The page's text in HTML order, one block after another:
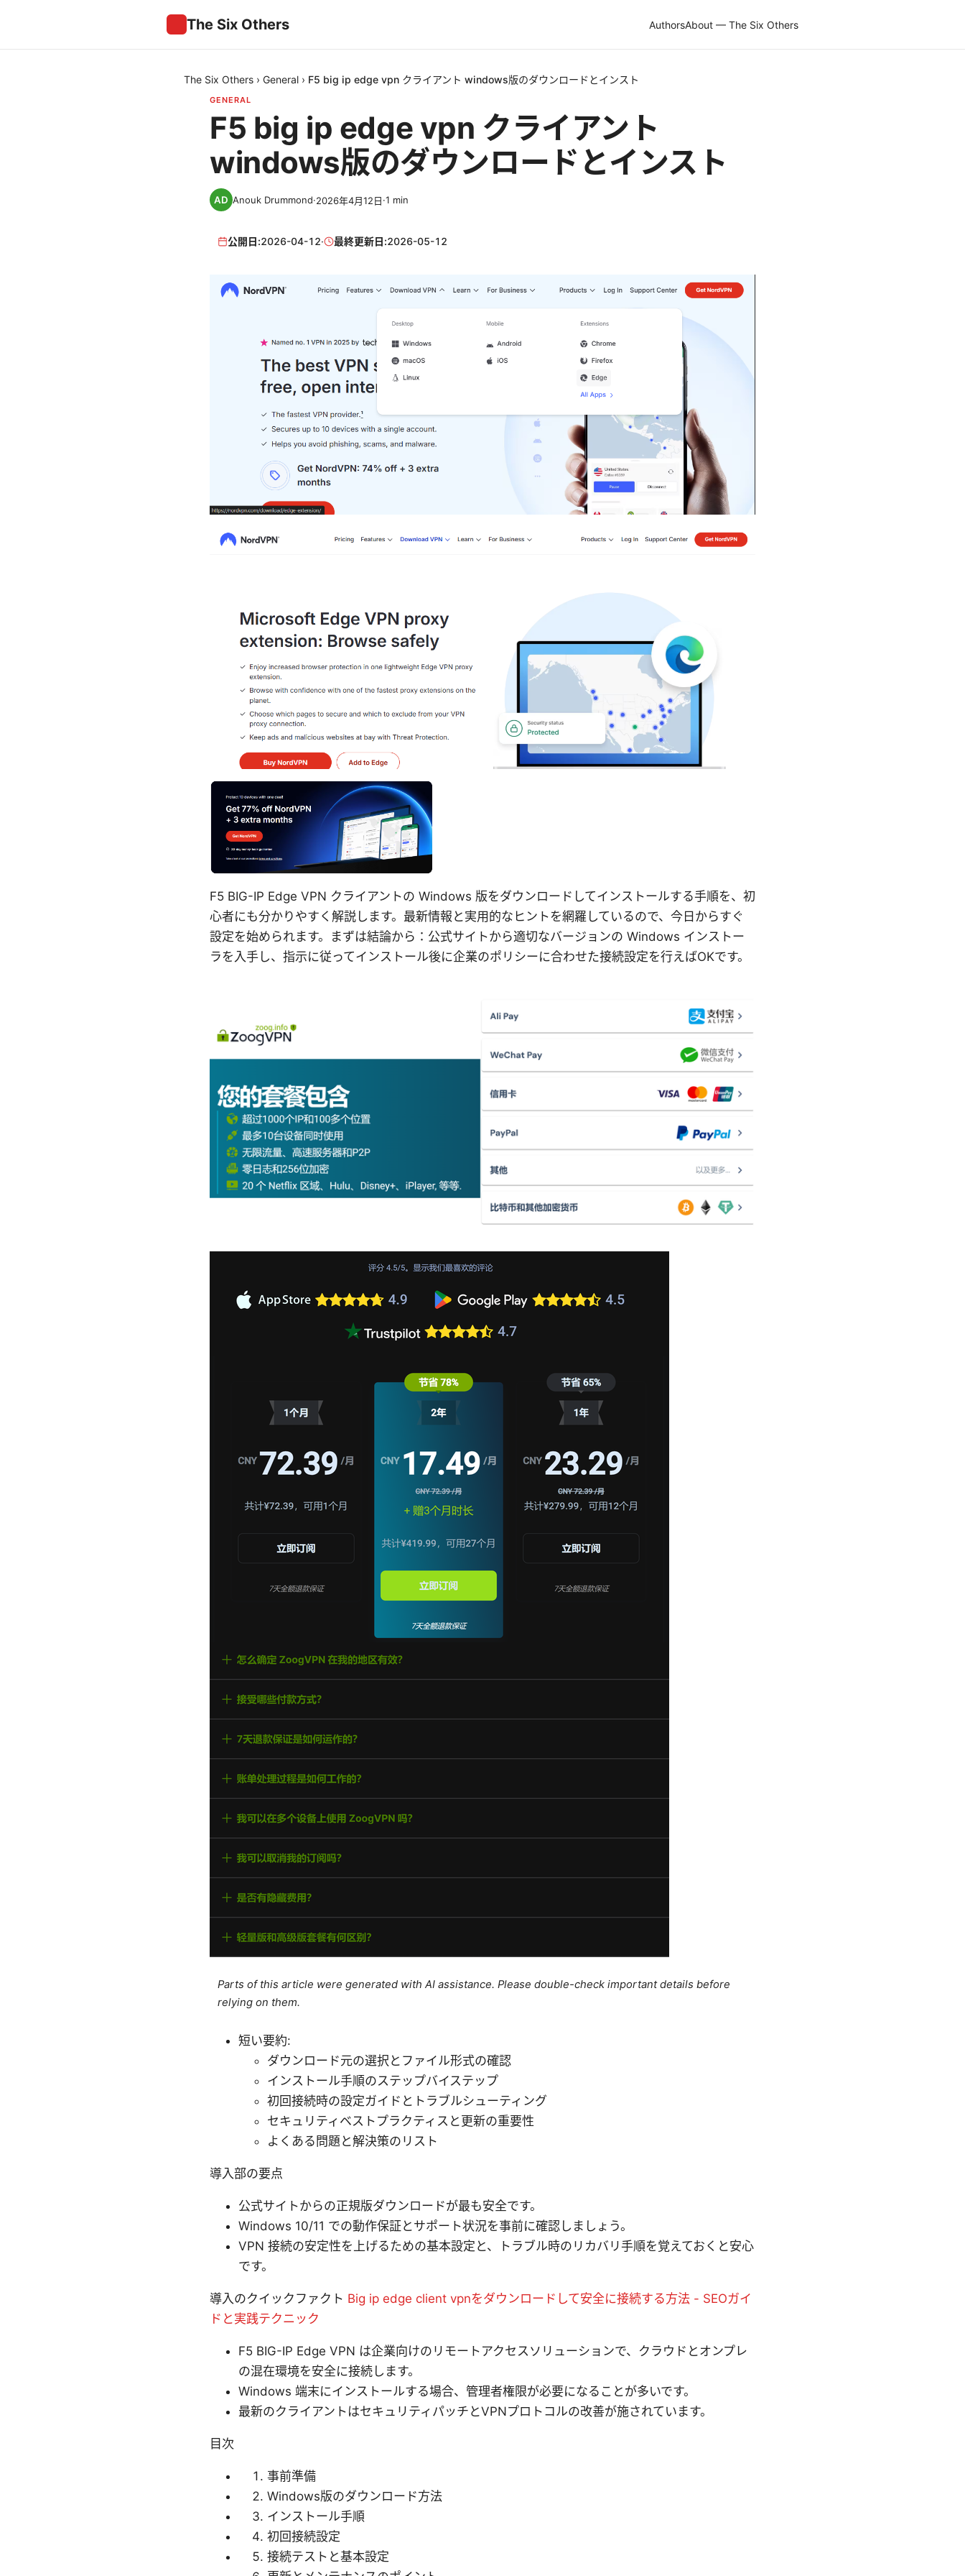
The Six Others AuthorsAbout — The Six Others
The Six Others › General › F5 big ip edge vpn クライアント windows版のダウンロードとインスト
GENERAL
F5 big ip edge vpn クライアント
windows版のダウンロードとインスト
Anouk Drummond·2026年4月12日·1 min
公開日:2026-04-12· 最終更新日:2026-05-12
F5 BIG-IP Edge VPN クライアントの Windows 版をダウンロードしてインストールする手順を、初
心者にも分かりやすく解説します。最新情報と実用的なヒントを網羅しているので、今日からすぐ
設定を始められます。まずは結論から：公式サイトから適切なバージョンの Windows インストー
ラを入手し、指示に従ってインストール後に企業のポリシーに合わせた接続設定を行えばOKです。
Parts of this article were generated with AI assistance. Please double-check important details before
relying on them.
短い要約:
ダウンロード元の選択とファイル形式の確認
インストール手順のステップバイステップ
初回接続時の設定ガイドとトラブルシューティング
セキュリティベストプラクティスと更新の重要性
よくある問題と解決策のリスト
導入部の要点
公式サイトからの正規版ダウンロードが最も安全です。
Windows 10/11 での動作保証とサポート状況を事前に確認しましょう。
VPN 接続の安定性を上げるための基本設定と、トラブル時のリカバリ手順を覚えておくと安心
です。
導入のクイックファクト Big ip edge client vpnをダウンロードして安全に接続する方法 - SEOガイ
ドと実践テクニック
F5 BIG-IP Edge VPN は企業向けのリモートアクセスソリューションで、クラウドとオンプレ
の混在環境を安全に接続します。
Windows 端末にインストールする場合、管理者権限が必要になることが多いです。
最新のクライアントはセキュリティパッチとVPNプロトコルの改善が施されています。
目次
事前準備
Windows版のダウンロード方法
インストール手順
初回接続設定
接続テストと基本設定